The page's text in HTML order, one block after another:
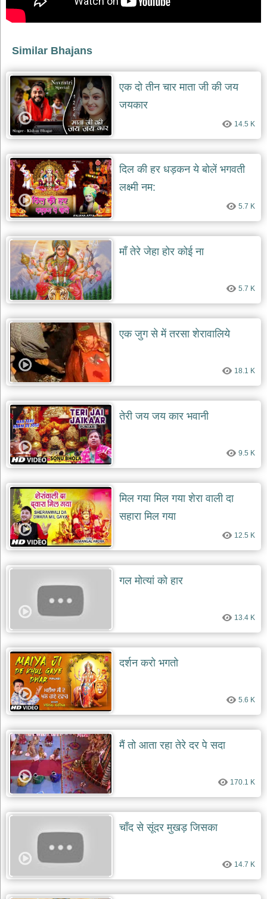
देश
भजन
patriotic
खाटू
श्याम
भजन
khatu
shaym
bhajans
रानी
सती
दादी
भजन
rani
sati
dadi
बावा
लाल
दयाल
भजन
bawa
lal
bhajans
शनि
देव
भजन
shani
dev
bhajans
आज
का
भजन
bhajan
of
the
day
भजन
जोड़ें
add
bhajans
Similar Bhajans
एक दो तीन चार माता जी की जय
जयकार
14.5 K
दिल की हर धड़कन ये बोलें भगवती
लक्ष्मी नम:
5.7 K
माँ तेरे जेहा होर कोई ना
5.7 K
एक जुग से में तरसा शेरावालिये
18.1 K
तेरी जय जय कार भवानी
9.5 K
मिल गया मिल गया शेरा वाली दा
सहारा मिल गया
12.5 K
गल मोत्यां को हार
13.4 K
दर्शन करो भगतो
5.6 K
मैं तो आता रहा तेरे दर पे सदा
170.1 K
चाँद से सूंदर मुखड़ जिसका
14.7 K